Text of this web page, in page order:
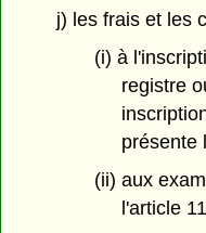
j) les frais et les
(i) à
registre
présente
(ii) aux
l'article